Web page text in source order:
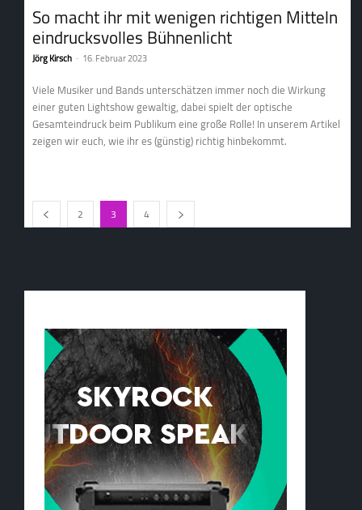
So macht ihr mit wenigen richtigen Mitteln
eindrucksvolles Bühnenlicht
Jörg Kirsch - 16. Februar 2023
Viele Musiker und Bands unterschätzen immer noch die Wirkung
einer guten Lightshow gewaltig, dabei spielt der optische
Gesamteindruck beim Publikum eine große Rolle! In unserem Artikel
zeigen wir euch, wie ihr es (günstig) richtig hinbekommt.
2 3 4